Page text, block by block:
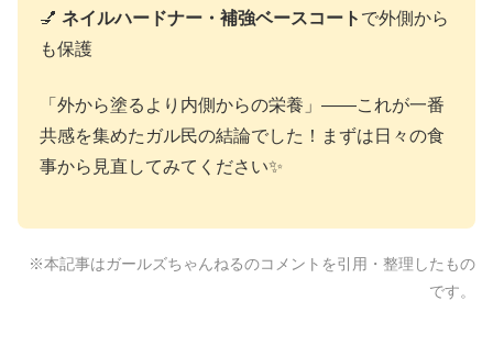
💅 ネイルハードナー・補強ベースコート で外側から
も保護
「外から塗るより内側からの栄養」——これが一番
共感を集めたガル民の結論でした！まずは日々の食
事から見直してみてください✨
※本記事はガールズちゃんねるのコメントを引用・整理したもの
です。